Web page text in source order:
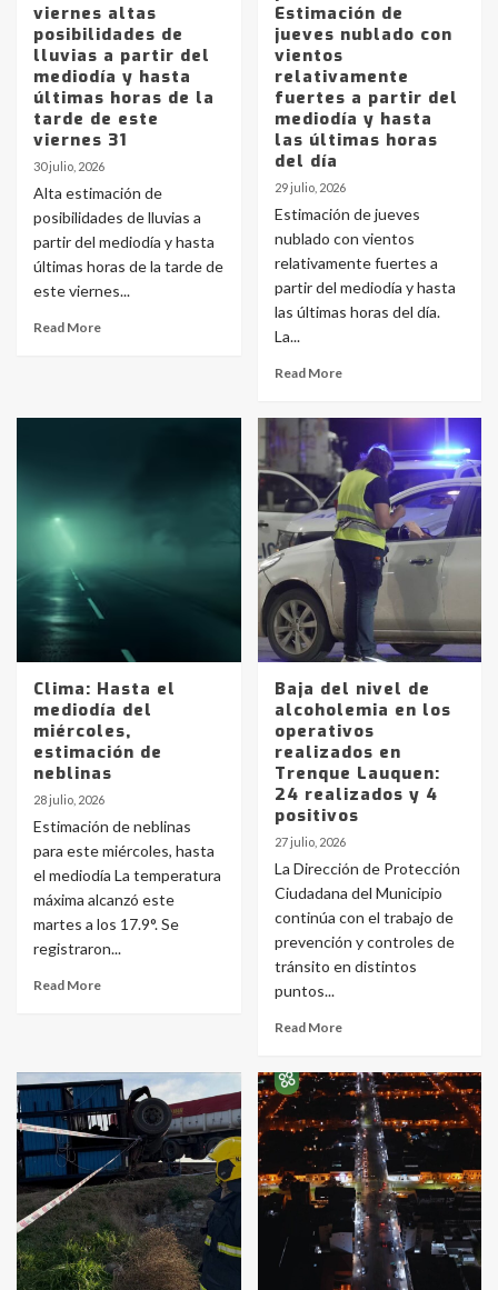
viernes altas
posibilidades de
lluvias a partir del
mediodía y hasta
últimas horas de la
tarde de este
viernes 31
30 julio, 2026
Alta estimación de
posibilidades de lluvias a
partir del mediodía y hasta
últimas horas de la tarde de
este viernes...
Read More
Estimación de
jueves nublado con
vientos
relativamente
fuertes a partir del
mediodía y hasta
las últimas horas
del día
29 julio, 2026
Estimación de jueves
nublado con vientos
relativamente fuertes a
partir del mediodía y hasta
las últimas horas del día.
La...
Read More
Clima: Hasta el
mediodía del
miércoles,
estimación de
neblinas
28 julio, 2026
Estimación de neblinas
para este miércoles, hasta
el mediodía La temperatura
máxima alcanzó este
martes a los 17.9°. Se
registraron...
Read More
Baja del nivel de
alcoholemia en los
operativos
realizados en
Trenque Lauquen:
24 realizados y 4
positivos
27 julio, 2026
La Dirección de Protección
Ciudadana del Municipio
continúa con el trabajo de
prevención y controles de
tránsito en distintos
puntos...
Read More